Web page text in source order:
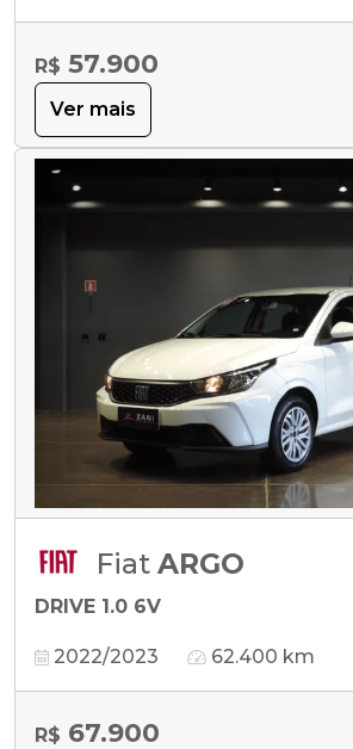
R$ 57.900
Ver mais
Fiat ARGO
DRIVE 1.0 6V
2022/2023 62.400 km
R$ 67.900